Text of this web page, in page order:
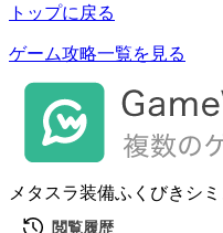
トップに戻る
ゲーム攻略一覧を見る
メタスラ装備ふくびきシ